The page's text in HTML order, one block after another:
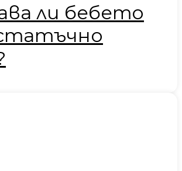
ли бебето